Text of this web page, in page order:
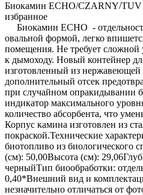
Биокамин ECHO/CZARNY/
избранное
Биокамин ECHO -
овальной формой, легко
помещения. Не требует
к дымоходу. Новый контейнер
изготовленный из нержавеющей
дополнительный отсек
при случайном опракидывании
индикатор максимального
количество абсорбента, что
Корпус камина изготовлен из
покраской.Технические
биотопливо из биологического
(см): 50,00Высота (см):
черныйТип биообработки:
0,40*Внешний вид и
незначительно отличаться от